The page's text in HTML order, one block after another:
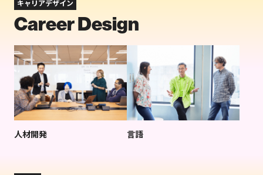
キャリアデザイン
Career Design
人材開発 言語